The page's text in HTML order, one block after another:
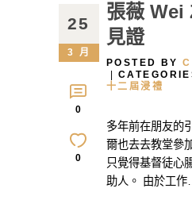
25
3 月
0
0
張薇 Wei
見證
POSTED BY
十二屆浸禮
多年前在朋友的
爾也去去教堂參
只覺得基督徒心
助人。 由於工